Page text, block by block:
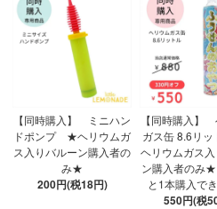
【同時購入】 ミニハン
ドポンプ ★ヘリウムガ
ス入りバルーン購入者の
み★
200円(税18円)
【同時購入】
ガス缶 8.6リ
ヘリウムガス
ン購入者のみ
と1本購入でき
550円(税